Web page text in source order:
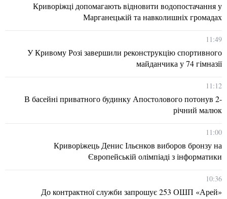
Криворіжці допомагають відновити водопостачання у
Марганецькій та навколишніх громадах
11:49
У Кривому Розі завершили реконструкцію спортивного
майданчика у 74 гімназії
11:12
В басейні приватного будинку Апостолового потонув 2-
річний малюк
11:00
Криворіжець Денис Ільєнков виборов бронзу на
Європейській олімпіаді з інформатики
10:36
До контрактної служби запрошує 253 ОШП «Арей»